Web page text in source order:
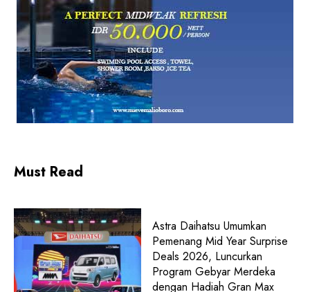
Must Read
Astra Daihatsu Umumkan
Pemenang Mid Year Surprise
Deals 2026, Luncurkan
Program Gebyar Merdeka
dengan Hadiah Gran Max